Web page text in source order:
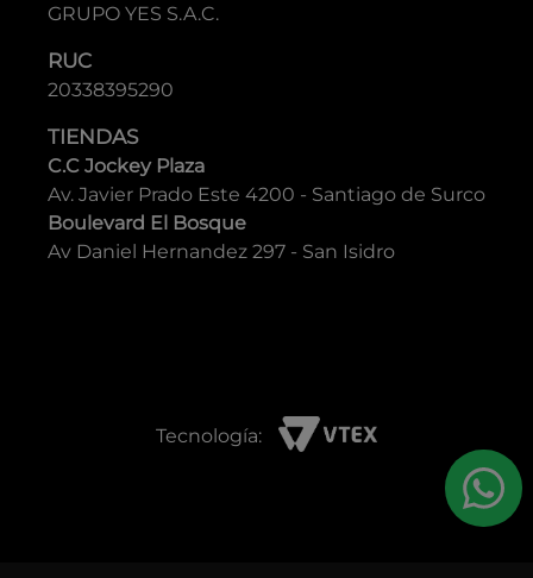
GRUPO YES S.A.C.
RUC
20338395290
TIENDAS
C.C Jockey Plaza
Av. Javier Prado Este 4200 - Santiago de Surco
Boulevard El Bosque
Av Daniel Hernandez 297 - San Isidro
Tecnología: